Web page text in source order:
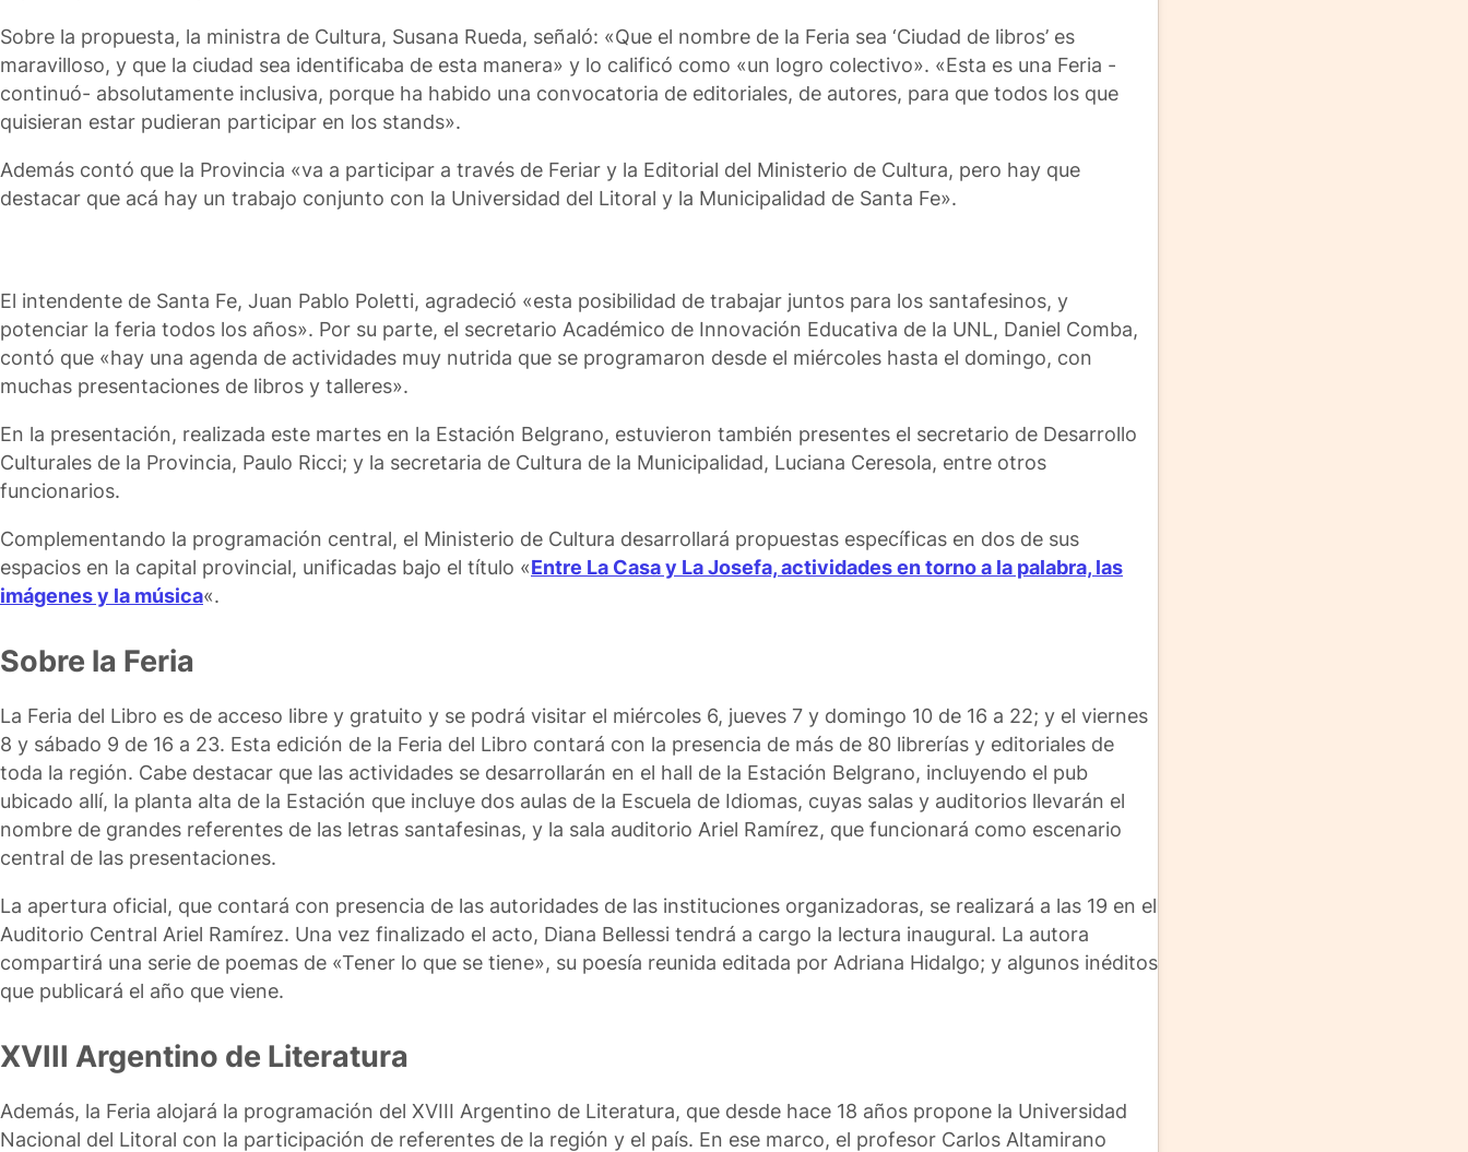
Sobre la propuesta, la ministra de Cultura, Susana Rueda, señaló: «Que el nombre de la Feria sea ‘Ciudad de libros’ es
maravilloso, y que la ciudad sea identificaba de esta manera» y lo calificó como «un logro colectivo». «Esta es una Feria -
continuó- absolutamente inclusiva, porque ha habido una convocatoria de editoriales, de autores, para que todos los que
quisieran estar pudieran participar en los stands».
Además contó que la Provincia «va a participar a través de Feriar y la Editorial del Ministerio de Cultura, pero hay que
destacar que acá hay un trabajo conjunto con la Universidad del Litoral y la Municipalidad de Santa Fe».
El intendente de Santa Fe, Juan Pablo Poletti, agradeció «esta posibilidad de trabajar juntos para los santafesinos, y
potenciar la feria todos los años». Por su parte, el secretario Académico de Innovación Educativa de la UNL, Daniel Comba,
contó que «hay una agenda de actividades muy nutrida que se programaron desde el miércoles hasta el domingo, con
muchas presentaciones de libros y talleres».
En la presentación, realizada este martes en la Estación Belgrano, estuvieron también presentes el secretario de Desarrollo
Culturales de la Provincia, Paulo Ricci; y la secretaria de Cultura de la Municipalidad, Luciana Ceresola, entre otros
funcionarios.
Complementando la programación central, el Ministerio de Cultura desarrollará propuestas específicas en dos de sus
espacios en la capital provincial, unificadas bajo el título «Entre La Casa y La Josefa, actividades en torno a la palabra, las
imágenes y la música«.
Sobre la Feria
La Feria del Libro es de acceso libre y gratuito y se podrá visitar el miércoles 6, jueves 7 y domingo 10 de 16 a 22; y el viernes
8 y sábado 9 de 16 a 23. Esta edición de la Feria del Libro contará con la presencia de más de 80 librerías y editoriales de
toda la región. Cabe destacar que las actividades se desarrollarán en el hall de la Estación Belgrano, incluyendo el pub
ubicado allí, la planta alta de la Estación que incluye dos aulas de la Escuela de Idiomas, cuyas salas y auditorios llevarán el
nombre de grandes referentes de las letras santafesinas, y la sala auditorio Ariel Ramírez, que funcionará como escenario
central de las presentaciones.
La apertura oficial, que contará con presencia de las autoridades de las instituciones organizadoras, se realizará a las 19 en el
Auditorio Central Ariel Ramírez. Una vez finalizado el acto, Diana Bellessi tendrá a cargo la lectura inaugural. La autora
compartirá una serie de poemas de «Tener lo que se tiene», su poesía reunida editada por Adriana Hidalgo; y algunos inéditos
que publicará el año que viene.
XVIII Argentino de Literatura
Además, la Feria alojará la programación del XVIII Argentino de Literatura, que desde hace 18 años propone la Universidad
Nacional del Litoral con la participación de referentes de la región y el país. En ese marco, el profesor Carlos Altamirano